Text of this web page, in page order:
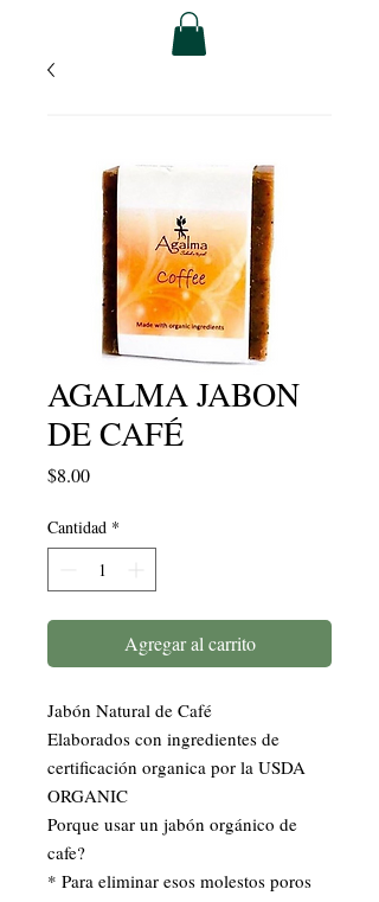
AGALMA JABON
DE CAFÉ
$8.00Precio
Cantidad *
Agregar al carrito
Jabón Natural de Café
Elaborados con ingredientes de
certificación organica por la USDA
ORGANIC
Porque usar un jabón orgánico de
cafe?
* Para eliminar esos molestos poros